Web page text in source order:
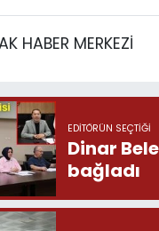
HABER MERKEZİ
EDITÖRÜN SEÇTIĞI
Dinar
bağladı